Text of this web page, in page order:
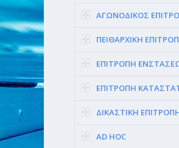
ΑΓΩΝΟΔΙΚΟΣ
ΠΕΙΘΑΡΧΙΚΗ
ΕΠΙΤΡΟΠΗ
ΕΠΙΤΡΟΠΗ
ΔΙΚΑΣΤΙΚΗ
AD HOC